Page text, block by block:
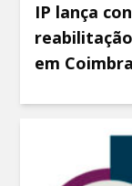
IP lança
em Coimbra